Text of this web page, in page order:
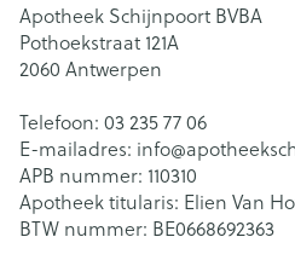
Apotheek Schijnpoort BVBA
Pothoekstraat 121A
2060 Antwerpen
Telefoon: 03 235 77 06
E-mailadres: info@
APB nummer: 110310
Apotheek titularis: Elien Van
BTW nummer: BE0668692363